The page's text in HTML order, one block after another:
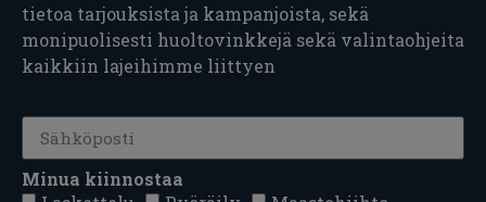
tietoa tarjouksista ja kampanjoista, sekä
monipuolisesti huoltovinkkejä sekä valintaohjeita
kaikkiin lajeihimme liittyen
Minua kiinnostaa